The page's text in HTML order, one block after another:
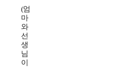
(엄
마
와
선
생
님
이